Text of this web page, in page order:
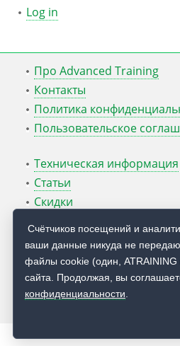
Log in
Про Advanced Training
Контакты
Политика
Пользовательское
Техническая информация
Статьи
Скидки
Блог Руслана Карманова
© 2009 — 2026 Учебный
Счётчиков посещений и
ваши данные никуда не
файлы cookie (один, ATRAINING
сайта. Продолжая, вы
конфиденциальности